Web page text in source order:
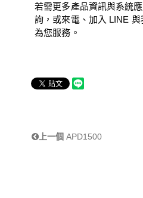
若需更多產品資訊與系統
詢，或來電、加入 LINE
為您服務。
上一個 APD1500